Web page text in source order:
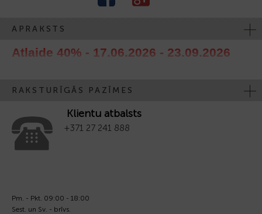
APRAKSTS
Atlaide 40% - 17.06.2026 - 23.09.2026
RAKSTURĪGĀS PAZĪMES
Klientu atbalsts
+371 27 241 888
Pm. - Pkt. 09:00 - 18:00
Sest. un Sv. - brīvs.